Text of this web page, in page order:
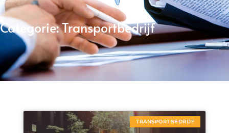
Categorie: Transportbedrijf
TRANSPORTBEDRIJF